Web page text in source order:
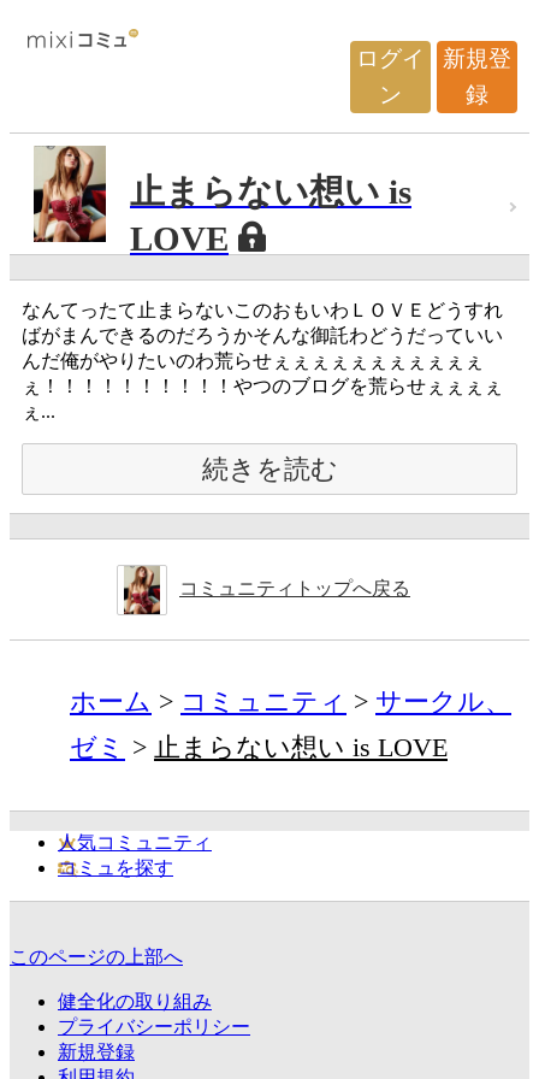
ログイ
ン
新規登
録
止まらない想い is
LOVE
なんてったて止まらないこのおもいわＬＯＶＥどうすれ
ばがまんできるのだろうかそんな御託わどうだっていい
んだ俺がやりたいのわ荒らせぇぇぇぇぇぇぇぇぇぇぇ
ぇ！！！！！！！！！！やつのブログを荒らせぇぇぇぇ
ぇ...
続きを読む
コミュニティトップへ戻る
ホーム コミュニティ
サークル、
ゼミ
止まらない想い is LOVE
人気コミュニティ
コミュを探す
このページの上部へ
健全化の取り組み
プライバシーポリシー
新規登録